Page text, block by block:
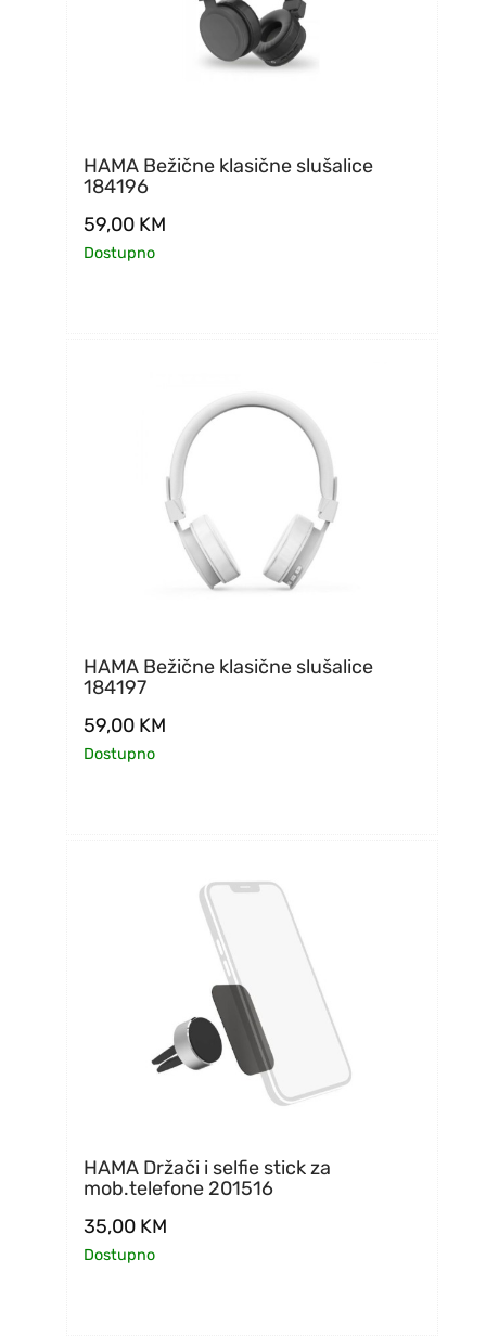
HAMA Bežične klasične slušalice
184196
59,00 KM
Dostupno
HAMA Bežične klasične slušalice
184197
59,00 KM
Dostupno
HAMA Držači i selfie stick za
mob.telefone 201516
35,00 KM
Dostupno